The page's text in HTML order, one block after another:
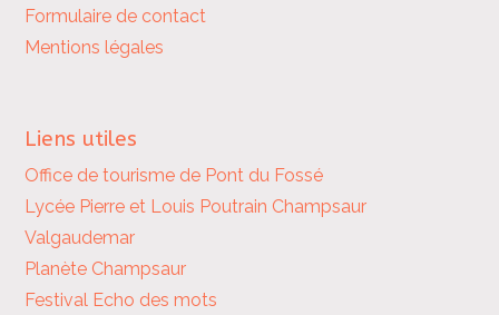
Formulaire de contact
Mentions légales
Liens utiles
Office de tourisme de Pont du Fossé
Lycée Pierre et Louis Poutrain Champsaur
Valgaudemar
Planète Champsaur
Festival Echo des mots